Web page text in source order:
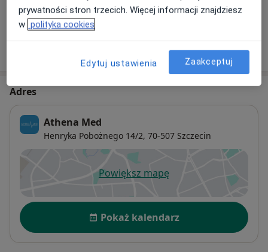
W jaki sposób ustalane są ceny?
Adres
Athena Med
Henryka Pobożnego 14/2, 70-507 Szczecin
Powiększ mapęotwiera się w nowej karcie
Dostępność
Pokaż kalendarz
prywatności stron trzecich. Więcej informacji znajdziesz
w polityka cookies
Edytuj ustawienia Zaakceptuj